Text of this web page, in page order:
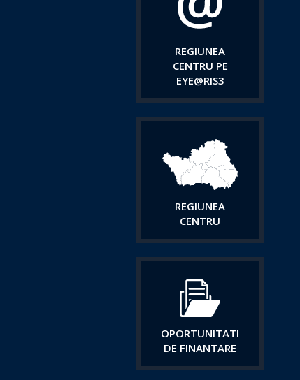
REGIUNEA
CENTRU PE
EYE@RIS3
REGIUNEA
CENTRU
OPORTUNITATI
DE FINANTARE